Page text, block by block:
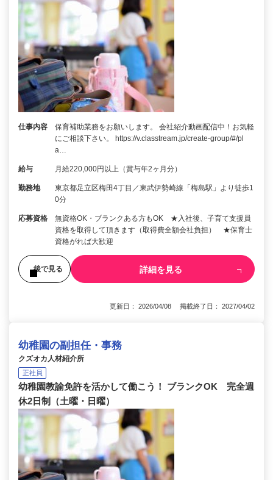
仕事内容
保育補助業務をお願いします。 会社紹介動画配信中！お気軽
にご相談下さい。 https://v.classtream.jp/create-group/#/pl
a…
給与 月給220,000円以上（賞与年2ヶ月分）
勤務地
東京都足立区梅田4丁目／東武伊勢崎線「梅島駅」より徒歩1
0分
応募資格
無資格OK・ブランクある方もOK ★入社後、子育て支援員
資格を取得して頂きます（取得費全額会社負担） ★保育士
資格がれば大歓迎
後で見る 詳細を見る
更新日： 2026/04/08 掲載終了日： 2027/04/02
幼稚園の副担任・事務
クズオカ人材紹介所
正社員
幼稚園教諭免許を活かして働こう！ ブランクOK 完全週
休2日制（土曜・日曜）